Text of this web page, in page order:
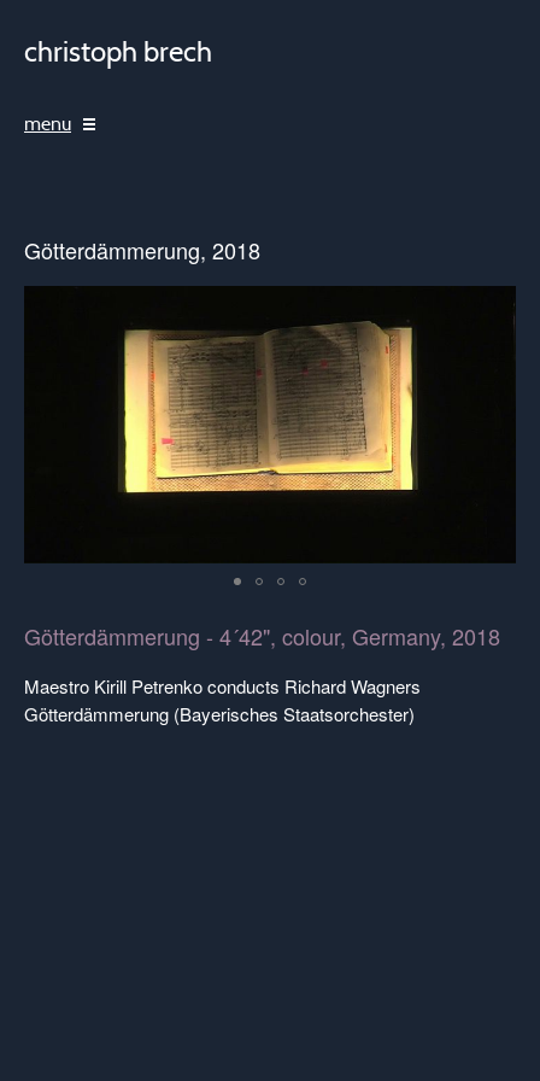
christoph brech
menu
Götterdämmerung, 2018
Götterdämmerung - 4´42", colour, Germany, 2018
Maestro Kirill Petrenko conducts Richard Wagners
Götterdämmerung (Bayerisches Staatsorchester)